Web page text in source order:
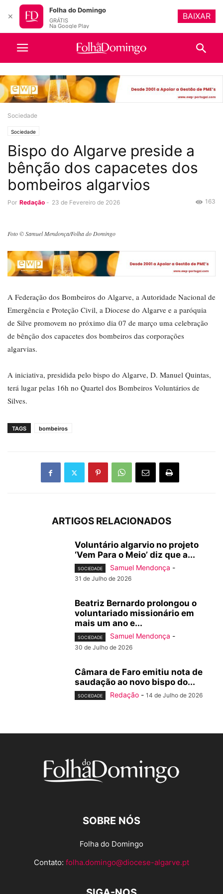
Sociedade
Sociedade
Bispo do Algarve preside a
bênção dos capacetes dos
bombeiros algarvios
Por Redação - 23 de Fevereiro de 2026 163
Foto © Samuel Mendonça/Folha do Domingo
A Federação dos Bombeiros do Algarve, a Autoridade Nacional de
Emergência e Proteção Civil, a Diocese do Algarve e a paróquia
de Silve promovem no próximo dia 07 de março uma celebração
de bênção dos capacetes dos bombeiros das corporações
algarvias.
A iniciativa, presidida pelo bispo do Algarve, D. Manuel Quintas,
terá lugar pelas 16h no Quartel dos Bombeiros Voluntários de
Silves.
TAGS bombeiros
ARTIGOS RELACIONADOS
Voluntário algarvio no projeto
‘Vem Para o Meio’ diz que a...
SOCIEDADE Samuel Mendonça -
31 de Julho de 2026
Beatriz Bernardo prolongou o
voluntariado missionário em
mais um ano e...
SOCIEDADE Samuel Mendonça -
30 de Julho de 2026
Câmara de Faro emitiu nota de
saudação ao novo bispo do...
SOCIEDADE Redação - 14 de Julho de 2026
SOBRE NÓS
Folha do Domingo
Contato: folha.domingo@diocese-algarve.pt
✕
Folha do Domingo
GRÁTIS
Na Google Play
BAIXAR